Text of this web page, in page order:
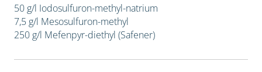
50 g/l Iodosulfuron-methyl-natrium
7,5 g/l Mesosulfuron-methyl
250 g/l Mefenpyr-diethyl (Safener)